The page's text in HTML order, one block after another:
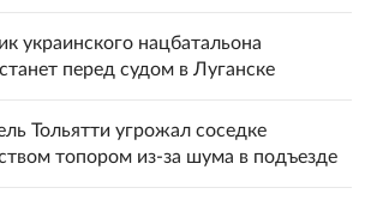
украинского нацбатальона
перед судом в Луганске
Тольятти угрожал соседке
топором из-за шума в подъезде